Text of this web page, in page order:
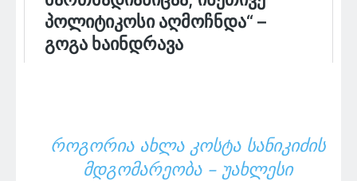
ᲠᲝᲒᲝᲠᲘᲐ ᲐᲮᲚᲐ ᲙᲝᲡᲢᲐ ᲡᲐᲜᲘᲙᲘᲫᲘᲡ
ᲛᲓᲒᲝᲛᲐᲠᲔᲝᲑᲐ – ᲣᲐᲮᲚᲔᲡᲘ